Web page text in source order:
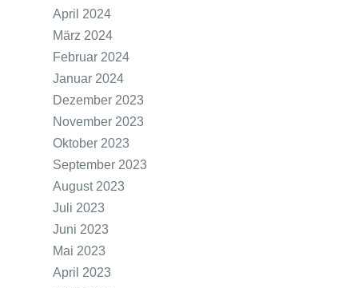
April 2024
März 2024
Februar 2024
Januar 2024
Dezember 2023
November 2023
Oktober 2023
September 2023
August 2023
Juli 2023
Juni 2023
Mai 2023
April 2023